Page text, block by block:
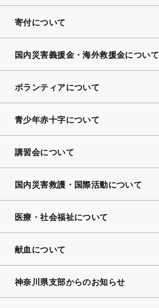
寄付について
国内災害義援金・海外救援金について
ボランティアについて
青少年赤十字について
講習会について
国内災害救護・国際活動について
医療・社会福祉について
献血について
神奈川県支部からのお知らせ